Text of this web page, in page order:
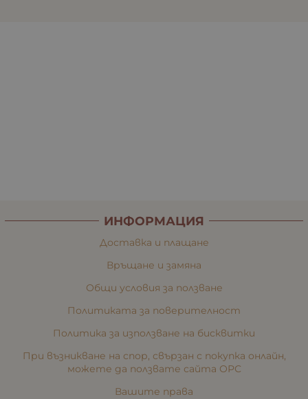
ИНФОРМАЦИЯ
Доставка и плащане
Връщане и замяна
Общи условия за ползване
Политиката за поверителност
Политика за използване на бисквитки
При възникване на спор, свързан с покупка онлайн,
можете да ползвате сайта ОРС
Вашите права